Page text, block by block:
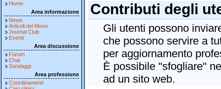
Home
Area informazione
News
Articoli del Mese
Journal Club
Eventi
Area discussione
Forum
Chat
Sondaggi
Area professione
Coordinamenti
Contributi degli
Gli utenti possono
che possono servire a
per aggiornamento
È possibile "sfogliare"
ad un sito web.